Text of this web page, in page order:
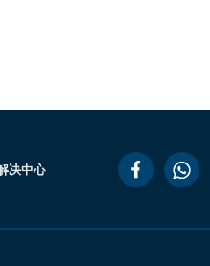
决中心